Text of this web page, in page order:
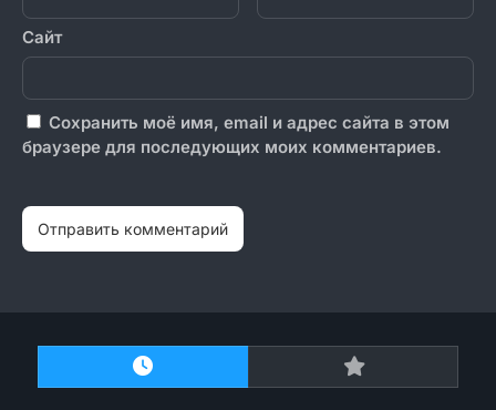
Сайт
Сохранить моё имя, email и адрес сайта в этом
браузере для последующих моих комментариев.